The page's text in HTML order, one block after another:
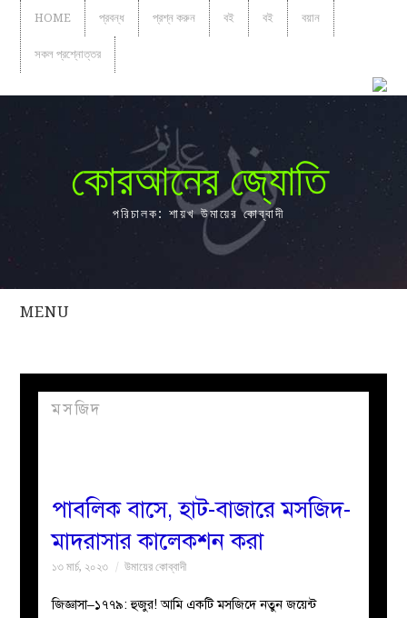
HOME প্রবন্ধ প্রশ্ন করুন বই বই বয়ান
সকল প্রশ্নোত্তর
কোরআনের জ্যোতি
পরিচালক: শায়খ উমায়ের কোব্বাদী
MENU
সকল
প্রবন্ধ
নারীদের
পাতা
মসজিদ
পাবলিক বাসে, হাট-বাজারে মসজিদ-
মাদরাসার কালেকশন করা
১৩ মার্চ, ২০২৩ উমায়ের কোব্বাদী
জিজ্ঞাসা–১৭৭৯: হুজুর! আমি একটি মসজিদে নতুন জয়েন্ট